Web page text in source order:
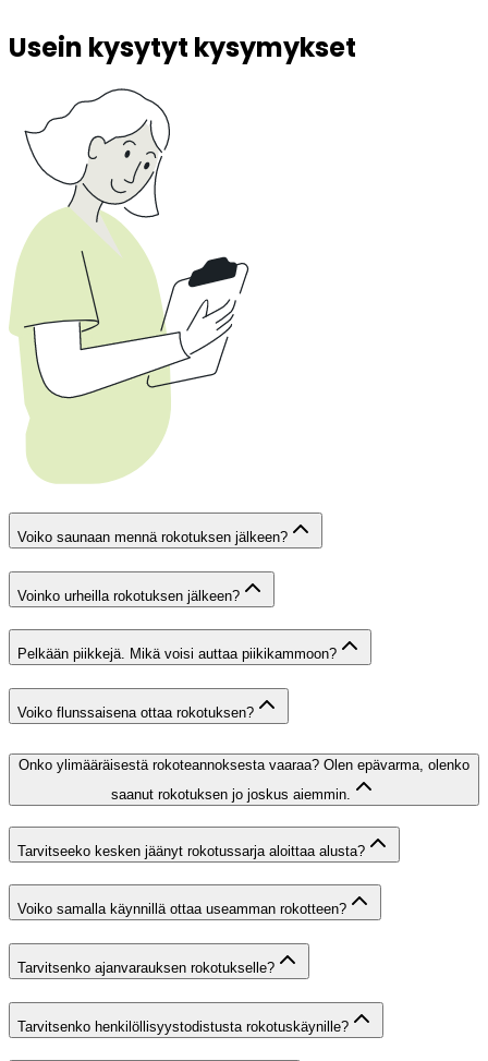
Usein kysytyt kysymykset
Voiko saunaan mennä rokotuksen jälkeen?
Voinko urheilla rokotuksen jälkeen?
Pelkään piikkejä. Mikä voisi auttaa piikikammoon?
Voiko flunssaisena ottaa rokotuksen?
Onko ylimääräisestä rokoteannoksesta vaaraa? Olen epävarma, olenko
saanut rokotuksen jo joskus aiemmin.
Tarvitseeko kesken jäänyt rokotussarja aloittaa alusta?
Voiko samalla käynnillä ottaa useamman rokotteen?
Tarvitsenko ajanvarauksen rokotukselle?
Tarvitsenko henkilöllisyystodistusta rokotuskäynille?